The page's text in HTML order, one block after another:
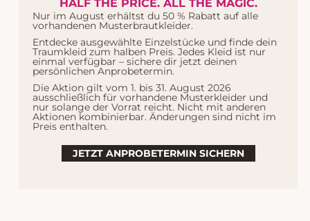
Brautkleider.
Auch im Outlet gilt bei uns:
Keine schnelle Entscheidung.
Keine Massenabfertigung.
Kein Druck.
Du bekommst die gleiche Aufmerksamkeit, die gleiche
HALF THE PRICE. ALL THE MAGIC.
Nur im August erhältst du 50 % Rabatt auf alle
vorhandenen Musterbrautkleider.
Entdecke ausgewählte Einzelstücke und finde dein
Traumkleid zum halben Preis. Jedes Kleid ist nur
einmal verfügbar – sichere dir jetzt deinen
persönlichen Anprobetermin.
Die Aktion gilt vom 1. bis 31. August 2026
ausschließlich für vorhandene Musterkleider und
nur solange der Vorrat reicht. Nicht mit anderen
Aktionen kombinierbar. Änderungen sind nicht im
Preis enthalten.
JETZT ANPROBETERMIN SICHERN